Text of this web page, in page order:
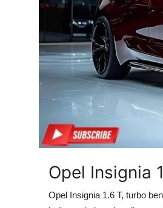
Yağlar & Sıvılar
LPG & Yakıt
Elektrik & Akü
Klima & Konfor
Aydınlatma & Görüş
Dizel Sistemler
Opel Insignia
Opel Insignia 1.6 T, turbo